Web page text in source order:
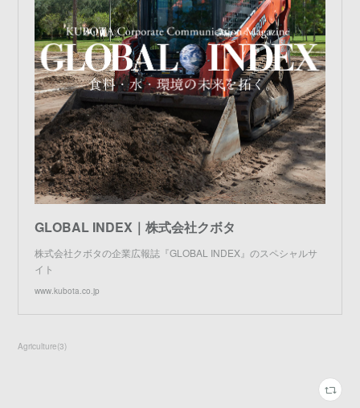
GLOBAL INDEX｜株式会社クボタ
株式会社クボタの企業広報誌『GLOBAL INDEX』のスペシャルサ
イト
www.kubota.co.jp
Agriculture(3)